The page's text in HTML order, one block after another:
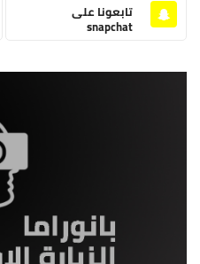
تابعونا على
snapchat